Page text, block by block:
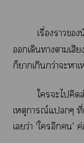
เรื่องา
เดินาาเสี
ก็าเกินกว่าะา
ใะไคิด
เหตุการณ์แๆ ที่
เว่า 'ใอีก'